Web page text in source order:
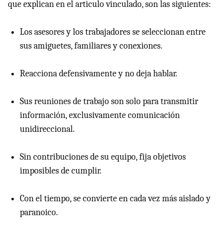
que explican en el articulo vinculado, son las siguientes:
Los asesores y los trabajadores se seleccionan entre
sus amiguetes, familiares y conexiones.
Reacciona defensivamente y no deja hablar.
Sus reuniones de trabajo son solo para transmitir
información, exclusivamente comunicación
unidireccional.
Sin contribuciones de su equipo, fija objetivos
imposibles de cumplir.
Con el tiempo, se convierte en cada vez más aislado y
paranoico.